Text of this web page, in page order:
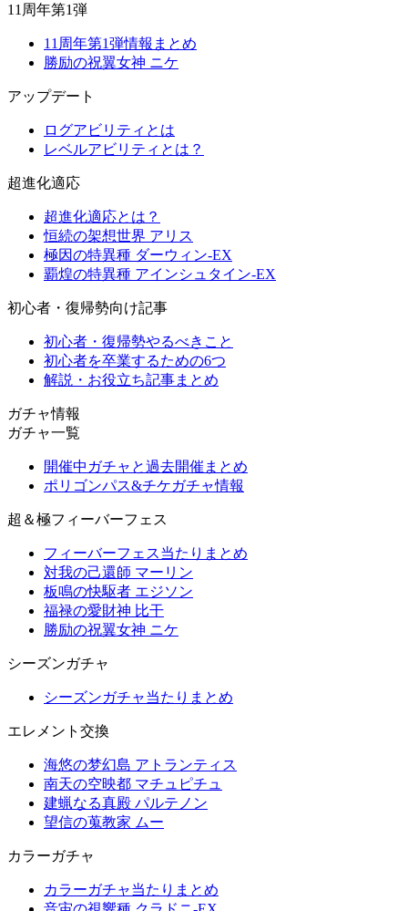
11周年第1弾
11周年第1弾情報まとめ
勝励の祝翼女神 ニケ
アップデート
ログアビリティとは
レベルアビリティとは？
超進化適応
超進化適応とは？
恒続の架想世界 アリス
極因の特異種 ダーウィン-EX
覇煌の特異種 アインシュタイン-EX
初心者・復帰勢向け記事
初心者・復帰勢やるべきこと
初心者を卒業するための6つ
解説・お役立ち記事まとめ
ガチャ情報
ガチャ一覧
開催中ガチャと過去開催まとめ
ポリゴンパス&チケガチャ情報
超＆極フィーバーフェス
フィーバーフェス当たりまとめ
対我の己還師 マーリン
板鳴の快駆者 エジソン
福禄の愛財神 比干
勝励の祝翼女神 ニケ
シーズンガチャ
シーズンガチャ当たりまとめ
エレメント交換
海悠の梦幻島 アトランティス
南天の空映都 マチュピチュ
建蝋なる真殿 パルテノン
望信の蒐教家 ムー
カラーガチャ
カラーガチャ当たりまとめ